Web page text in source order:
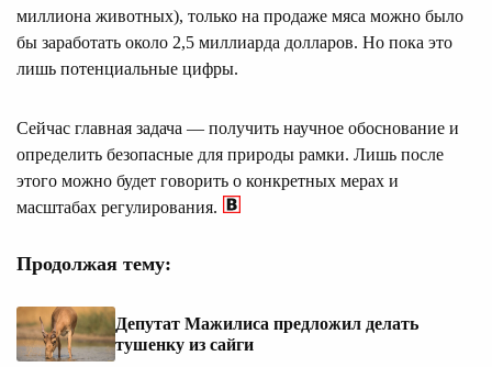
миллиона животных), только на продаже мяса можно было
бы заработать около 2,5 миллиарда долларов. Но пока это
лишь потенциальные цифры.
Сейчас главная задача — получить научное обоснование и
определить безопасные для природы рамки. Лишь после
этого можно будет говорить о конкретных мерах и
масштабах регулирования.
Продолжая тему:
Депутат Мажилиса предложил делать
тушенку из сайги